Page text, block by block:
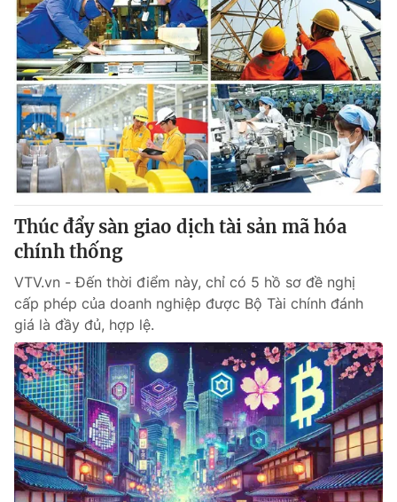
Giải sao mai
Chất lượng cuộc sống
Tuyển sinh
Học trực tuyến
Công nghệ
Hitech Công nghệ tương lai
Sản phẩm
Thị trường
Tư vấn
Giao lưu trực tuyến
Lịch phát sóng
Emagazine Podcast
Photo Infographic
Video
VTV Money VTV Thể thao
VTV Sức khoẻ Bất động sản
Thị trường 24h Tấm lòng Việt
Thúc đẩy sàn giao dịch tài sản mã hóa
chính thống
VTV.vn - Đến thời điểm này, chỉ có 5 hồ sơ đề nghị
cấp phép của doanh nghiệp được Bộ Tài chính đánh
giá là đầy đủ, hợp lệ.